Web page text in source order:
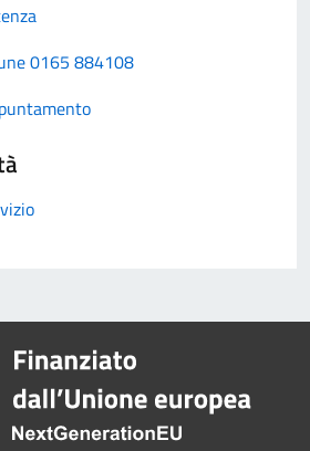
0165 884108